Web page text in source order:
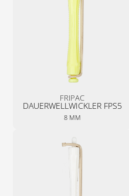
FRIPAC
DAUER­WELL­WICKLER­ FPS5
8 MM